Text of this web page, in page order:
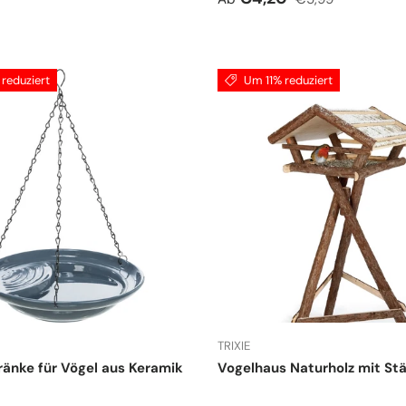
reduziert
für Vögel aus Keramik
Um 11% reduziert
TRIXIE
Vogelhaus Naturholz mit